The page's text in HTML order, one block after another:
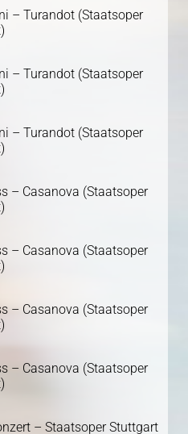
– Turandot (Staatsoper
– Turandot (Staatsoper
– Turandot (Staatsoper
– Casanova (Staatsoper
– Casanova (Staatsoper
– Casanova (Staatsoper
– Casanova (Staatsoper
– Staatsoper Stuttgart